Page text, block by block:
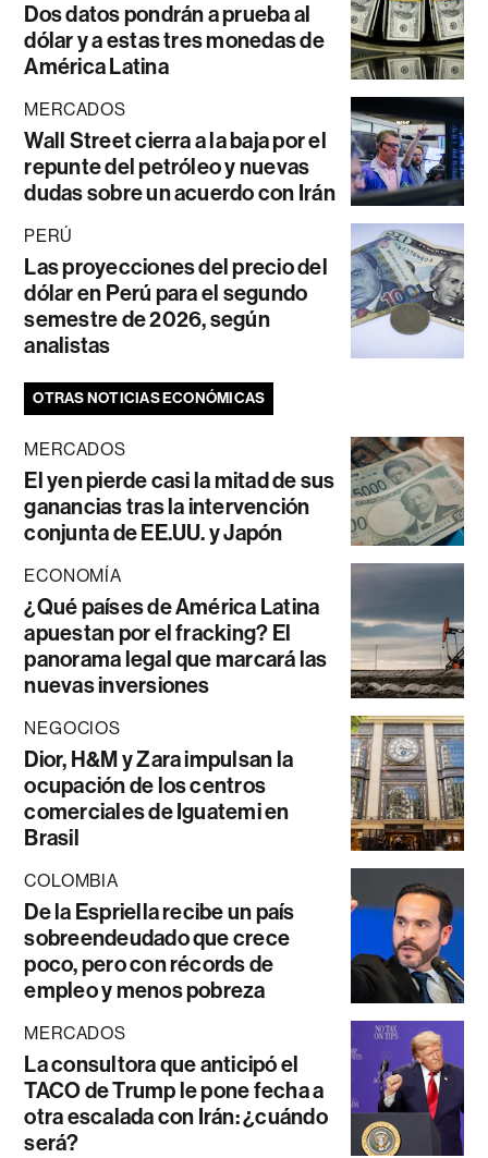
Dos datos pondrán a prueba al
dólar y a estas tres monedas de
América Latina
MERCADOS
Wall Street cierra a la baja por el
repunte del petróleo y nuevas
dudas sobre un acuerdo con Irán
PERÚ
Las proyecciones del precio del
dólar en Perú para el segundo
semestre de 2026, según
analistas
OTRAS NOTICIAS ECONÓMICAS
MERCADOS
El yen pierde casi la mitad de sus
ganancias tras la intervención
conjunta de EE.UU. y Japón
ECONOMÍA
¿Qué países de América Latina
apuestan por el fracking? El
panorama legal que marcará las
nuevas inversiones
NEGOCIOS
Dior, H&M y Zara impulsan la
ocupación de los centros
comerciales de Iguatemi en
Brasil
COLOMBIA
De la Espriella recibe un país
sobreendeudado que crece
poco, pero con récords de
empleo y menos pobreza
MERCADOS
La consultora que anticipó el
TACO de Trump le pone fecha a
otra escalada con Irán: ¿cuándo
será?